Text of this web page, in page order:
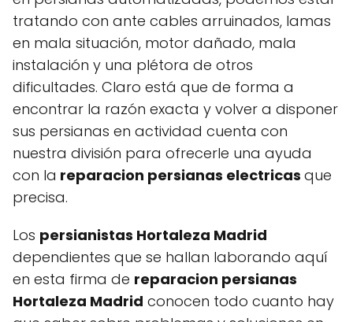
tratando con ante cables arruinados, lamas
en mala situación, motor dañado, mala
instalación y una plétora de otros
dificultades. Claro está que de forma a
encontrar la razón exacta y volver a disponer
sus persianas en actividad cuenta con
nuestra división para ofrecerle una ayuda
con la reparacion persianas electricas que
precisa.
Los persianistas Hortaleza Madrid
dependientes que se hallan laborando aquí
en esta firma de reparacion persianas
Hortaleza Madrid conocen todo cuanto hay